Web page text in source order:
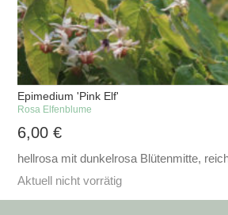
Epimedium 'Pink Elf'
Rosa Elfenblume
6,00€
hellrosa mit dunkelrosa Blütenmitte,
Aktuell nicht vorrätig